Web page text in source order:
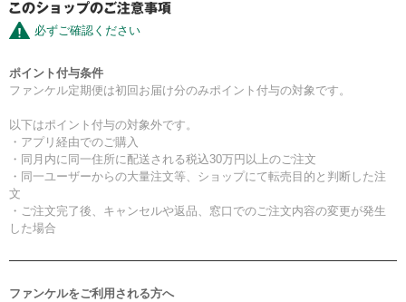
必ずご確認ください
ポイント付与条件
ファンケル定期便は初回お届け分のみポイント付与の対象です。
以下はポイント付与の対象外です。
・アプリ経由でのご購入
・同月内に同一住所に配送される税込30万円以上のご注文
・同一ユーザーからの大量注文等、ショップにて転売目的と判断した注
文
・ご注文完了後、キャンセルや返品、窓口でのご注文内容の変更が発生
した場合
ファンケルをご利用される方へ